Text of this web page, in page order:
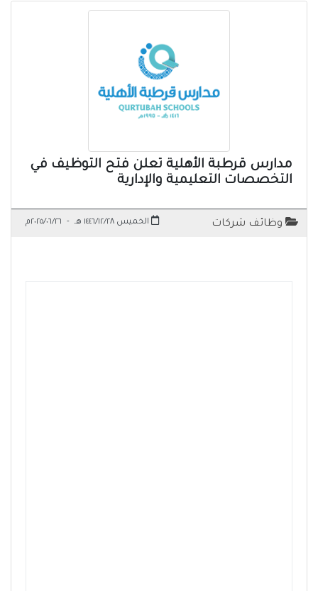
مدارس قرطبة الأهلية تعلن فتح التوظيف في
التخصصات التعليمية والإدارية
وظائف شركات الخميس ١٤٤٦/١٢/٢٨ هـ - ٢٠٢٥/٠٦/٢٦م